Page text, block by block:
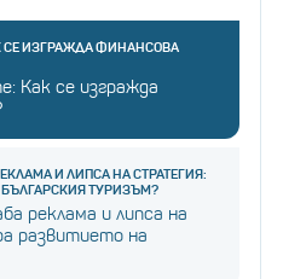
СЕ ИЗГРАЖДА ФИНАНСОВА
Как се изгражда
И ЛИПСА НА СТРАТЕГИЯ:
ТУРИЗЪМ?
реклама и липса на
развитието на